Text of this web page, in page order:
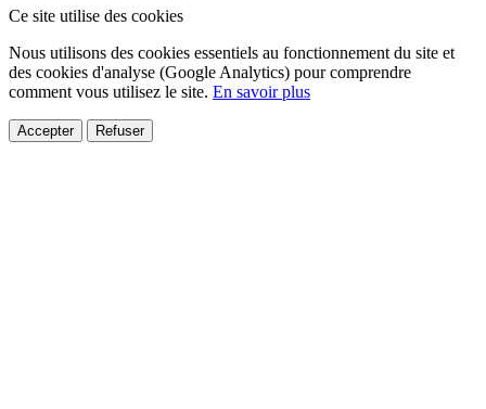
Ce site utilise des cookies
Nous utilisons des cookies essentiels au fonctionnement du site et
des cookies d'analyse (Google Analytics) pour comprendre
comment vous utilisez le site. En savoir plus
Accepter Refuser